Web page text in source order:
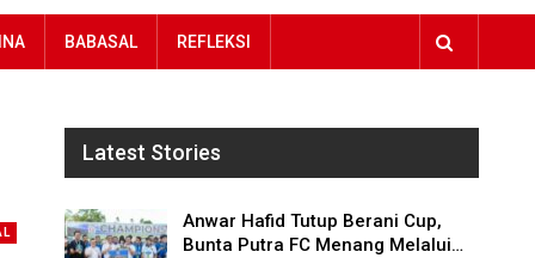
BABASAL REFLEKSI
Latest Stories
Anwar Hafid Tutup Berani Cup,
Bunta Putra FC Menang Melalui…